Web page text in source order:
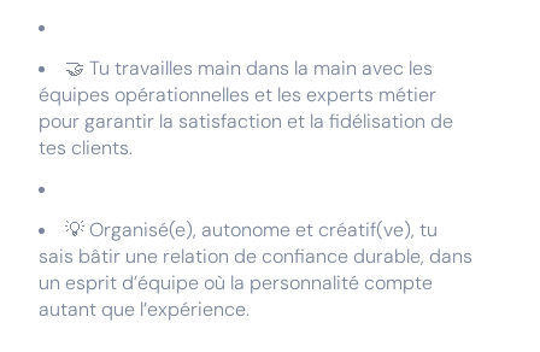
🤝 Tu travailles main dans la main avec les
équipes opérationnelles et les experts métier
pour garantir la satisfaction et la fidélisation de
tes clients.
💡 Organisé(e), autonome et créatif(ve), tu
sais bâtir une relation de confiance durable, dans
un esprit d’équipe où la personnalité compte
autant que l’expérience.